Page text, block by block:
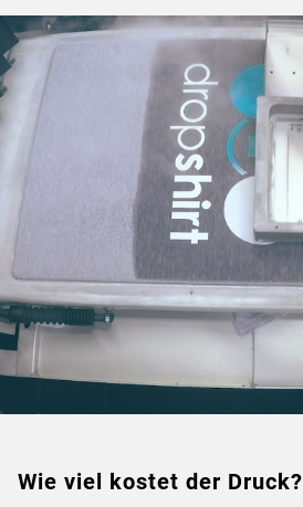
Wie viel kostet der Druck?